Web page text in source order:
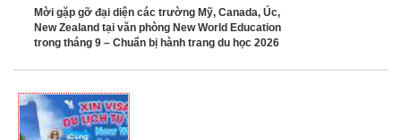
Mời gặp gỡ đại diện các trường Mỹ, Canada, Úc,
New Zealand tại văn phòng New World Education
trong tháng 9 – Chuẩn bị hành trang du học 2026